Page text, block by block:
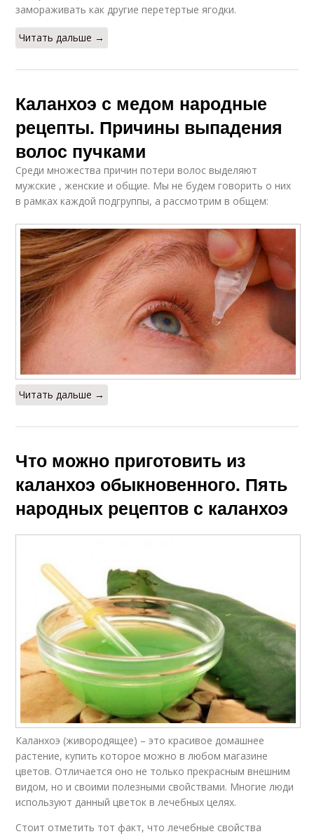
замораживать как другие перетертые ягодки.
Читать дальше →
Каланхоэ с медом народные
рецепты. Причины выпадения
волос пучками
Среди множества причин потери волос выделяют
мужские , женские и общие. Мы не будем говорить о них
в рамках каждой подгруппы, а рассмотрим в общем:
Читать дальше →
Что можно приготовить из
каланхоэ обыкновенного. Пять
народных рецептов с каланхоэ
Каланхоэ (живородящее) – это красивое домашнее
растение, купить которое можно в любом магазине
цветов. Отличается оно не только прекрасным внешним
видом, но и своими полезными свойствами. Многие люди
используют данный цветок в лечебных целях.
Стоит отметить тот факт, что лечебные свойства